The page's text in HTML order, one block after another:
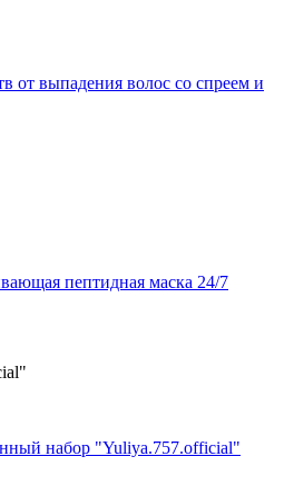
от выпадения волос со спреем и
пептидная маска 24/7
набор "Yuliya.757.official"